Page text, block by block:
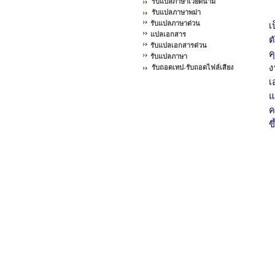
รับแปลภาษาพม่า
รับแปลภาษาด่วน
แปลเอกสาร
รับแปลเอกสารด่วน
รับแปลภาษา
รับถอดเทป-รับถอดไฟล์เสียง